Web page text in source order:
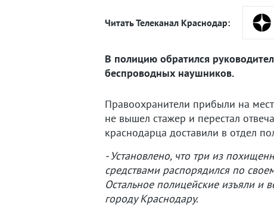
Читать Телеканал Краснодар:
В полицию обратился
беспроводных наушников.
Правоохранители прибыли на
не вышел стажер и перестал
краснодарца доставили в отдел
- Установлено, что три из
средствами распорядился по
Остальное полицейские изъяли и
городу Краснодару.